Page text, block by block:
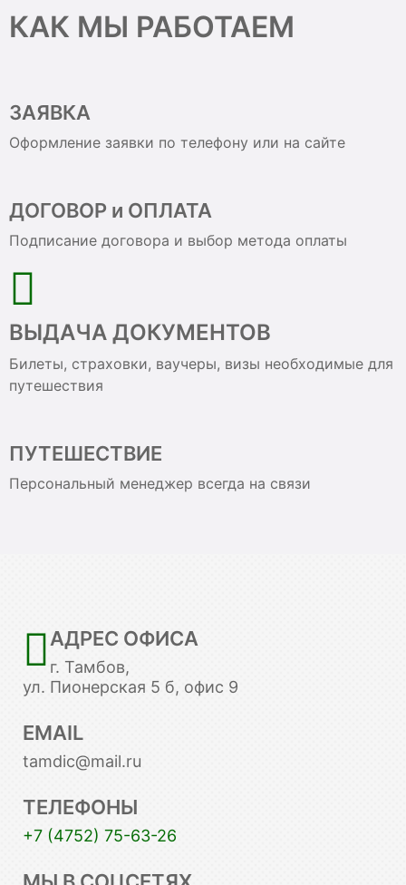
КАК МЫ РАБОТАЕМ
ЗАЯВКА
Оформление заявки по телефону или на сайте
ДОГОВОР и ОПЛАТА
Подписание договора и выбор метода оплаты
ВЫДАЧА ДОКУМЕНТОВ
Билеты, страховки, ваучеры, визы необходимые для
путешествия
ПУТЕШЕСТВИЕ
Персональный менеджер всегда на связи
АДРЕС ОФИСА
г. Тамбов,
ул. Пионерская 5 б, офис 9
EMAIL
tamdic@mail.ru
ТЕЛЕФОНЫ
+7 (4752) 75-63-26